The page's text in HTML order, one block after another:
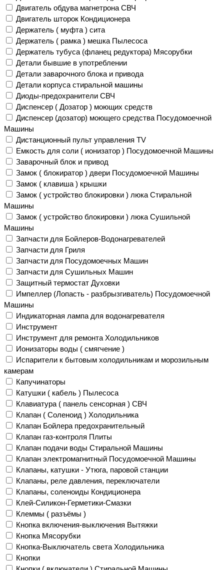
Двигатель обдува магнетрона СВЧ
Двигатель шторок Кондиционера
Держатель ( муфта ) сита
Держатель ( рамка ) мешка Пылесоса
Держатель тубуса (фланец редуктора) Мясорубки
Детали бывшие в употреблении
Детали заварочного блока и привода
Детали корпуса стиральной машины
Диоды-предохранители СВЧ
Диспенсер ( Дозатор ) моющих средств
Диспенсер (дозатор) моющего средства Посудомоечной
Машины
Дистанционный пульт управления TV
Емкость для соли ( ионизатор ) Посудомоечной Машины
Заварочный блок и привод
Замок ( блокиратор ) двери Посудомоечной Машины
Замок ( клавиша ) крышки
Замок ( устройство блокировки ) люка Стиральной
Машины
Замок ( устройство блокировки ) люка Сушильной
Машины
Запчасти для Бойлеров-Водонагревателей
Запчасти для Гриля
Запчасти для Посудомоечных Машин
Запчасти для Сушильных Машин
Защитный термостат Духовки
Импеллер (Лопасть - разбрызгиватель) Посудомоечной
Машины
Индикаторная лампа для водонагревателя
Инструмент
Инструмент для ремонта Холодильников
Ионизаторы воды ( смягчение )
Испарители к бытовым холодильникам и морозильным
камерам
Капучинаторы
Катушки ( кабель ) Пылесоса
Клавиатура ( панель сенсорная ) СВЧ
Клапан ( Соленоид ) Холодильника
Клапан Бойлера предохранительный
Клапан газ-контроля Плиты
Клапан подачи воды Стиральной Машины
Клапан электромагнитный Посудомоечной Машины
Клапаны, катушки - Утюга, паровой станции
Клапаны, реле давления, переключатели
Клапаны, соленоиды Кондиционера
Клей-Силикон-Герметики-Смазки
Клеммы ( разъёмы )
Кнопка включения-выключения Вытяжки
Кнопка Мясорубки
Кнопка-Выключатель света Холодильника
Кнопки